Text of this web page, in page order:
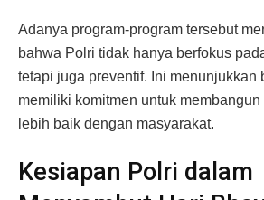
Adanya program-program tersebut
bahwa Polri tidak hanya berfokus
tetapi juga preventif. Ini menunjukkan
memiliki komitmen untuk
lebih baik dengan masyarakat.
Kesiapan Polri dalam